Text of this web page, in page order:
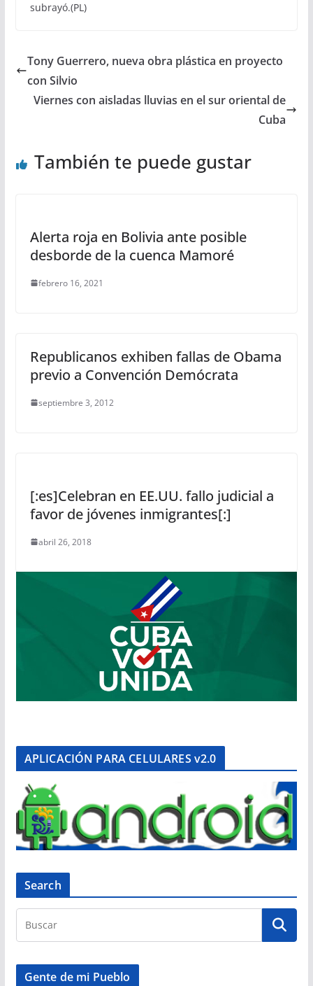
subrayó.(PL)
Tony Guerrero, nueva obra plástica en proyecto
con Silvio
Viernes con aisladas lluvias en el sur oriental de
Cuba
También te puede gustar
Alerta roja en Bolivia ante posible
desborde de la cuenca Mamoré
febrero 16, 2021
Republicanos exhiben fallas de Obama
previo a Convención Demócrata
septiembre 3, 2012
[:es]Celebran en EE.UU. fallo judicial a
favor de jóvenes inmigrantes[:]
abril 26, 2018
APLICACIÓN PARA CELULARES v2.0
Search
Gente de mi Pueblo